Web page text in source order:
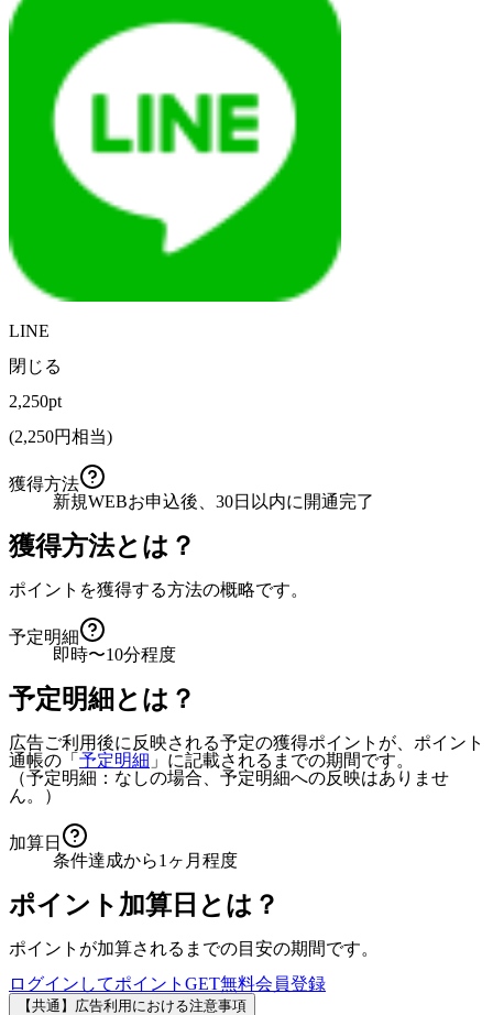
LINE
閉じる
2,250pt
(2,250円相当)
獲得方法
新規WEBお申込後、30日以内に開通完了
獲得方法とは？
ポイントを獲得する方法の概略です。
予定明細
即時〜10分程度
予定明細とは？
広告ご利用後に反映される予定の獲得ポイントが、ポイント
通帳の「 予定明細 」に記載されるまでの期間です。
（予定明細：なしの場合、予定明細への反映はありませ
ん。）
加算日
条件達成から1ヶ月程度
ポイント加算日とは？
ポイントが加算されるまでの目安の期間です。
ログインしてポイントGET無料会員登録
【共通】広告利用における注意事項